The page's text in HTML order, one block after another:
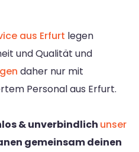
aus Erfurt legen
und Qualität und
daher nur mit
Personal aus Erfurt.
& unverbindlich unser
gemeinsam deinen